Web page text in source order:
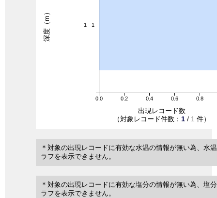
0.0 0.2 0.4 0.6 0.8
1 - 1
出現レコード数
（対象レコード件数： 1 / 1 件）
深度（m）
＊対象の出現レコードに有効な水温の情報が無い為、水
ラフを表示できません。
＊対象の出現レコードに有効な塩分の情報が無い為、塩
ラフを表示できません。